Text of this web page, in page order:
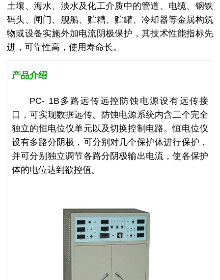
土壤、海水、淡水及化工介质中的管道、电缆、钢铁
码头、闸门、舰船、贮糟、贮罐、冷却器等金属构筑
物或设备实施外加电流阴极保护，其技术性能指标先
进，可靠性高，使用寿命长。
产品介绍
PC- 1B多路远传远控防蚀电源设有远传接
口，可实现数据远传。防蚀电源系统内含二个完全
独立的恒电位仪单元以及切换控制电路。恒电位仪
设有多路分阴极，可分别对几个保护体进行保护，
并可分别独立调节各路分阴极输出电流，使各保护
体的电位达到欲控值。